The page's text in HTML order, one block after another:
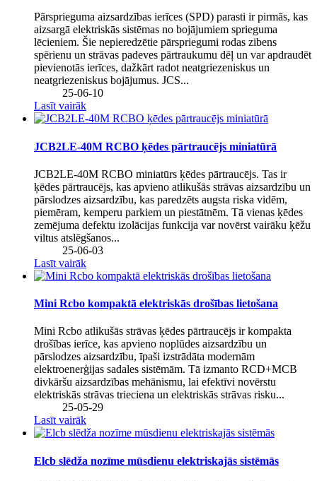
Pārsprieguma aizsardzības ierīces (SPD) parasti ir pirmās, kas
aizsargā elektriskās sistēmas no bojājumiem sprieguma
lēcieniem. Šie nepieredzētie pārspriegumi rodas zibens
spērienu un strāvas padeves pārtraukumu dēļ un var apdraudēt
pievienotās ierīces, dažkārt radot neatgriezeniskus un
neatgriezeniskus bojājumus. JCS...
25-06-10
Lasīt vairāk
JCB2LE-40M RCBO ķēdes pārtraucējs miniatūrā
JCB2LE-40M RCBO miniatūrs ķēdes pārtraucējs. Tas ir
ķēdes pārtraucējs, kas apvieno atlikušās strāvas aizsardzību un
pārslodzes aizsardzību, kas paredzēts augsta riska vidēm,
piemēram, kemperu parkiem un piestātnēm. Tā vienas ķēdes
zemējuma defektu izolācijas funkcija var novērst vairāku ķēžu
viltus atslēgšanos...
25-06-03
Lasīt vairāk
Mini Rcbo kompaktā elektriskās drošības lietošana
Mini Rcbo atlikušās strāvas ķēdes pārtraucējs ir kompakta
drošības ierīce, kas apvieno noplūdes aizsardzību un
pārslodzes aizsardzību, īpaši izstrādāta modernām
elektroenerģijas sadales sistēmām. Tā izmanto RCD+MCB
divkāršu aizsardzības mehānismu, lai efektīvi novērstu
elektriskās strāvas trieciena un elektriskās strāvas risku...
25-05-29
Lasīt vairāk
Elcb slēdža nozīme mūsdienu elektriskajās sistēmās